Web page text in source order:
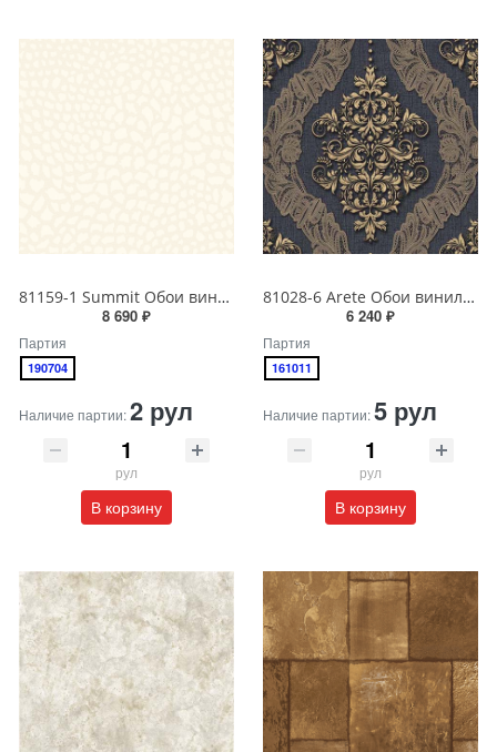
81159-1 Summit Обои виниловые на бумажной основе 1.06*15.5
8 690 ₽
Партия
190704
Наличие партии:2 рул
рул
В корзину
81028-6 Arete Обои виниловые на бумажной основе 1.06*15.6
6 240 ₽
Партия
161011
Наличие партии:5 рул
рул
В корзину